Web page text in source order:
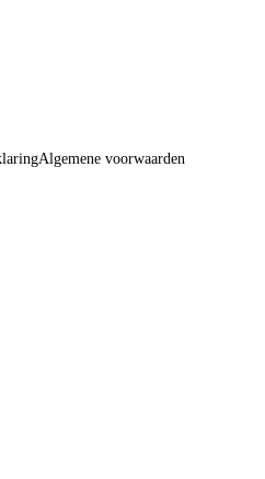
Algemene voorwaarden